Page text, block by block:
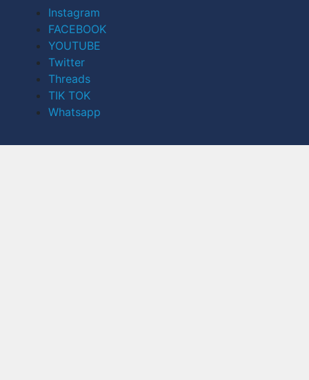
Instagram
FACEBOOK
YOUTUBE
Twitter
Threads
TIK TOK
Whatsapp